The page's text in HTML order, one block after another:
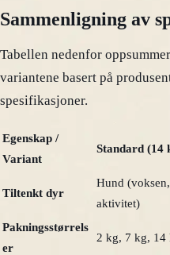
Sammenligning av
Tabellen nedenfor
variantene basert på
spesifikasjoner.
Egenskap /
Variant
Standard (14
Tiltenkt dyr
Hund
aktivitet)
Pakningsstørrels
er
2 kg, 7 kg, 14